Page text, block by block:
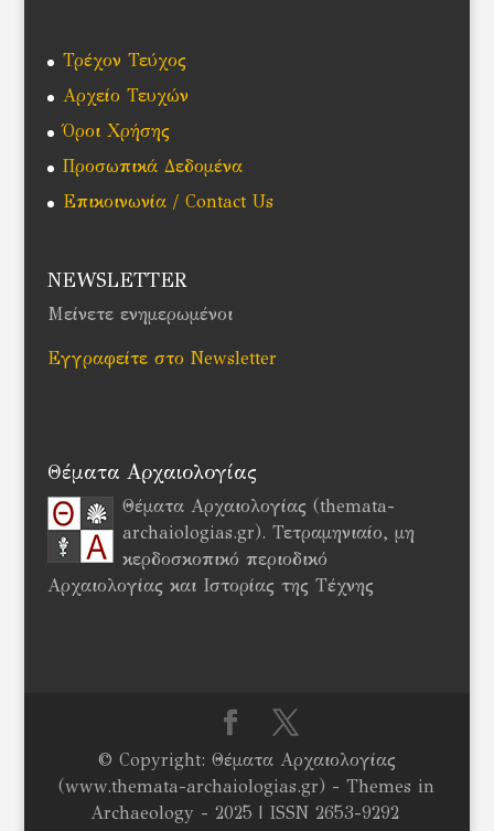
Τρέχον Τεύχος
Αρχείο Τευχών
Όροι Χρήσης
Προσωπικά Δεδομένα
Επικοινωνία / Contact Us
NEWSLETTER
Μείνετε ενημερωμένοι
Εγγραφείτε στο Newsletter
Θέματα Αρχαιολογίας
Θέματα Αρχαιολογίας (themata-
archaiologias.gr). Τετραμηνιαίο, μη
κερδοσκοπικό περιοδικό
Αρχαιολογίας και Ιστορίας της Τέχνης
© Copyright: Θέματα Αρχαιολογίας
(www.themata-archaiologias.gr) - Themes in
Archaeology - 2025 | ISSN 2653-9292